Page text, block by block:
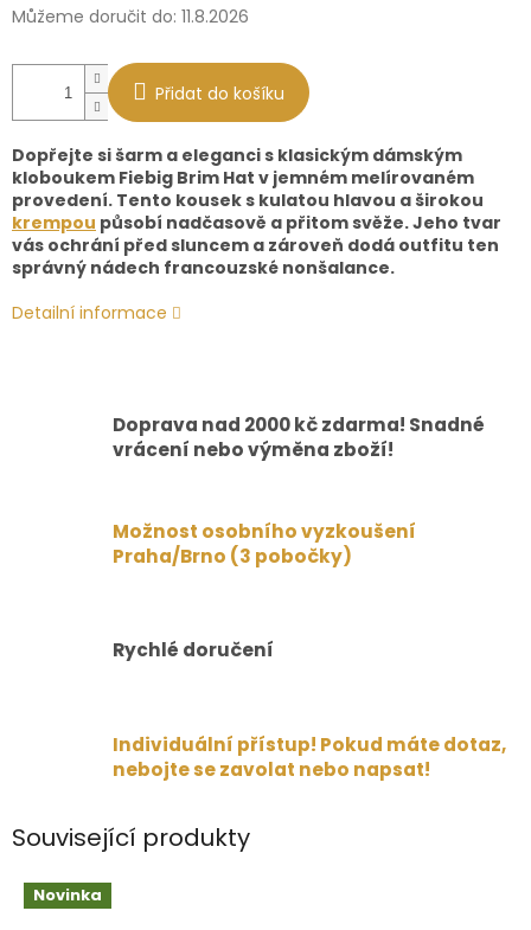
Můžeme doručit do: 11.8.2026
Přidat do košíku
Dopřejte si šarm a eleganci s klasickým dámským
kloboukem Fiebig Brim Hat v jemném melírovaném
provedení. Tento kousek s kulatou hlavou a širokou
krempou působí nadčasově a přitom svěže. Jeho tvar
vás ochrání před sluncem a zároveň dodá outfitu ten
správný nádech francouzské nonšalance.
Detailní informace
Doprava nad 2000 kč zdarma! Snadné
vrácení nebo výměna zboží!
Možnost osobního vyzkoušení
Praha/Brno (3 pobočky)
Rychlé doručení
Individuální přístup! Pokud máte dotaz,
nebojte se zavolat nebo napsat!
Související produkty
Novinka